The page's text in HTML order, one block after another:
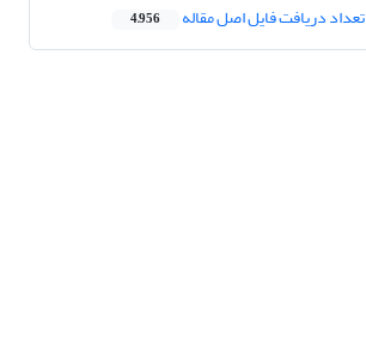
تعداد دریافت فایل اصل مقاله 4,956